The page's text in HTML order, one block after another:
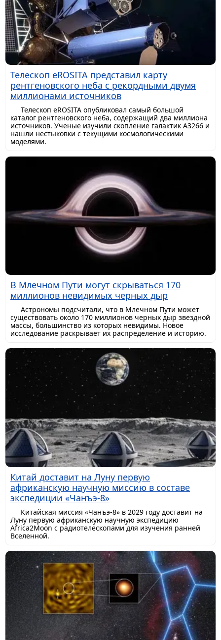
Телескоп eROSITA представил карту
рентгеновского неба с рекордными двумя
миллионами источников
Телескоп eROSITA опубликовал самый большой
каталог рентгеновского неба, содержащий два миллиона
источников. Ученые изучили скопление галактик A3266 и
нашли нестыковки с текущими космологическими
моделями.
В Млечном Пути могут скрываться 170
миллионов невидимых черных дыр
Астрономы подсчитали, что в Млечном Пути может
существовать около 170 миллионов черных дыр звездной
массы, большинство из которых невидимы. Новое
исследование раскрывает их распределение и историю.
Китай доставит на Луну первую
африканскую научную миссию в составе
экспедиции «Чанъэ-8»
Китайская миссия «Чанъэ-8» в 2029 году доставит на
Луну первую африканскую научную экспедицию
Africa2Moon с радиотелескопами для изучения ранней
Вселенной.